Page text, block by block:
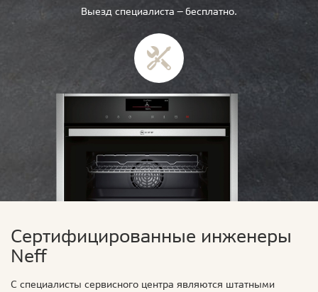
Выезд специалиста — бесплатно.
Сертифицированные инженеры
Neff
С специалисты сервисного центра являются штатными